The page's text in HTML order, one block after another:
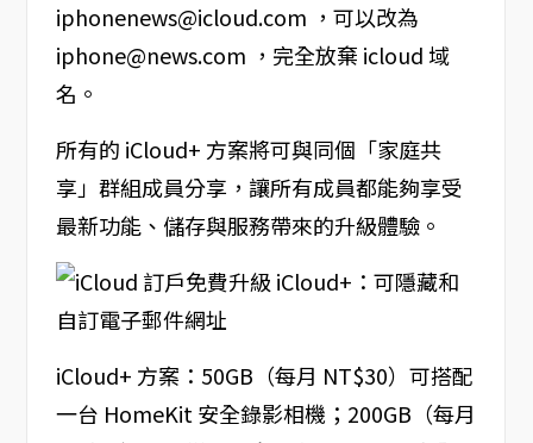
iphonenews@icloud.com ，可以改為
iphone@news.com ，完全放棄 icloud 域
名。
所有的 iCloud+ 方案將可與同個「家庭共
享」群組成員分享，讓所有成員都能夠享受
最新功能、儲存與服務帶來的升級體驗。
iCloud+ 方案：50GB（每月 NT$30）可搭配
一台 HomeKit 安全錄影相機；200GB（每月